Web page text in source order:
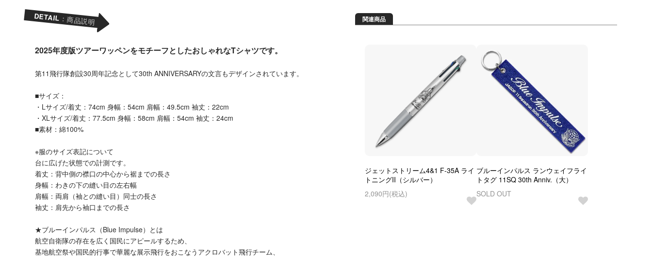
DETAIL：商品説明
2025年度版ツアーワッペンをモチーフとしたおしゃれなTシャツです。
第11飛行隊創設30周年記念として30th ANNIVERSARYの文言もデザインされています。
■サイズ：
・Lサイズ/着丈：74cm 身幅：54cm 肩幅：49.5cm 袖丈：22cm
・XLサイズ/着丈：77.5cm 身幅：58cm 肩幅：54cm 袖丈：24cm
■素材：綿100%
※服のサイズ表記について
台に広げた状態での計測です。
着丈：背中側の襟口の中心から裾までの長さ
身幅：わきの下の縫い目の左右幅
肩幅：両肩（袖との縫い目）同士の長さ
袖丈：肩先から袖口までの長さ
★ブルーインパルス（Blue Impulse）とは
航空自衛隊の存在を広く国民にアピールするため、
基地航空祭や国民的行事で華麗な展示飛行をおこなうアクロバット飛行チーム、
関連商品
ジェットストリーム4&1 F-35A ライ
トニングII（シルバー）
2,090円(税込)
ブルーインパルス ランウェイフライ
トタグ 11SQ 30th Anniv.（大）
SOLD OUT